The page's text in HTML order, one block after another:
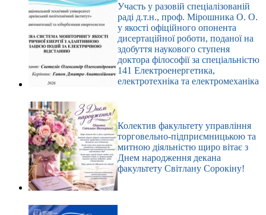
Участь у разовій спеціалізованій
раді д.т.н., проф. Мірошника О. О.
у якості офіційного опонента
дисертаційної роботи, поданої на
здобуття наукового ступеня
доктора філософії за спеціальністю
141 Електроенергетика,
електротехніка та електромеханіка
Колектив факультету управління
торговельно-підприємницькою та
митною діяльністю щиро вітає з
Днем народження декана
факультету Світлану Сорокіну!